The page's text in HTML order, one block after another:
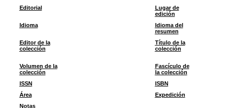
Editorial
Lugar de
edición
Idioma
Idioma del
resumen
Editor de la
colección
Título de la
colección
Volumen de la
colección
Fascículo de
la colección
ISSN
ISBN
Área
Expedición
Notas